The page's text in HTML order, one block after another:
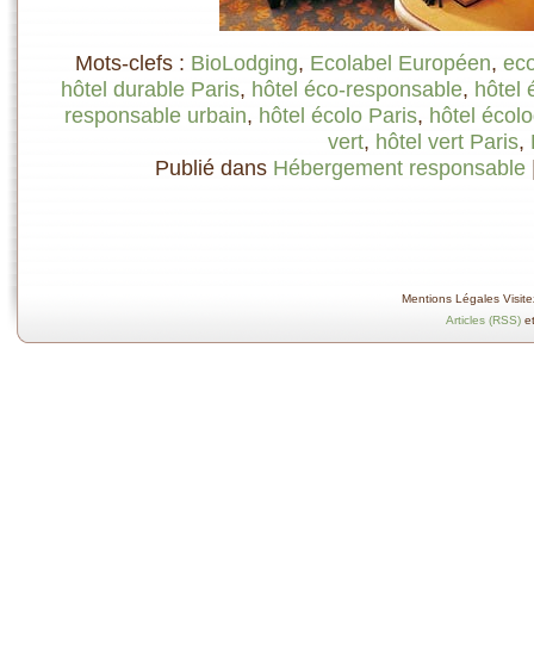
Mots-clefs : BioLodging, Ecolabel Européen,
hôtel durable Paris, hôtel éco-responsable, hôtel
responsable urbain, hôtel écolo Paris, hôtel
vert, hôtel vert Paris,
Publié dans Hébergement responsable
Mentions Légales
Articles (RSS)